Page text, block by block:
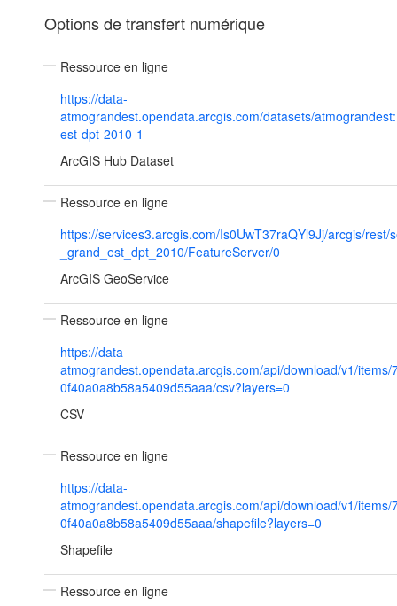
Options de transfert numérique
Ressource en ligne
https://data-
atmograndest.opendata.arcgis.com/datasets/
est-dpt-2010-1
ArcGIS Hub Dataset
Ressource en ligne
https://services3.arcgis.com/Is0UwT37raQYl9Jj/arcgis/rest/
_grand_est_dpt_2010/FeatureServer/0
ArcGIS GeoService
Ressource en ligne
https://data-
atmograndest.opendata.arcgis.com/api/download/v1/items/
0f40a0a8b58a5409d55aaa/csv?layers=0
CSV
Ressource en ligne
https://data-
atmograndest.opendata.arcgis.com/api/download/v1/items/
0f40a0a8b58a5409d55aaa/shapefile?layers=0
Shapefile
Ressource en ligne